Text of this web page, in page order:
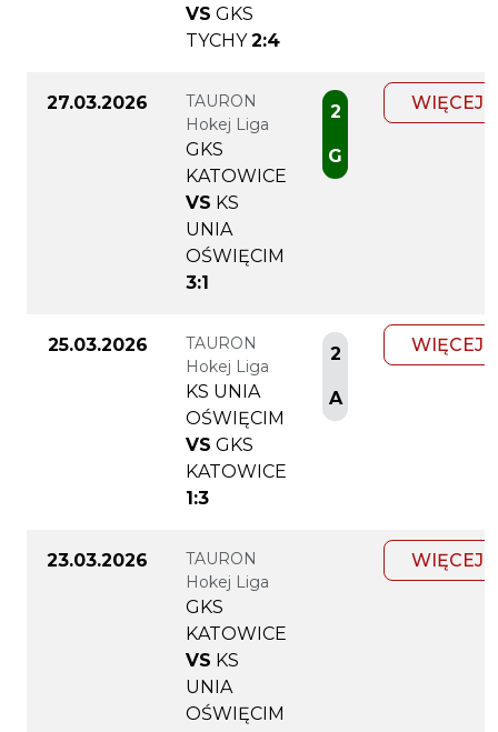
VS GKS
TYCHY 2:4
27.03.2026
TAURON
Hokej Liga
GKS
KATOWICE
VS KS
UNIA
OŚWIĘCIM
3:1
2
G
WIĘCEJ
25.03.2026
TAURON
Hokej Liga
KS UNIA
OŚWIĘCIM
VS GKS
KATOWICE
1:3
2
A
WIĘCEJ
23.03.2026
TAURON
Hokej Liga
GKS
KATOWICE
VS KS
UNIA
OŚWIĘCIM
WIĘCEJ